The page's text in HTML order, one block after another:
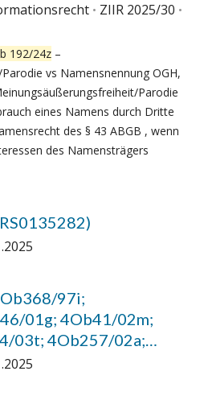
ZIIR 2025/30
192/24z –
vs Namensnennung OGH,
Parodie
eines Namens durch Dritte
des § 43 ABGB , wenn
des Namensträgers
97i;
01g; 4Ob41/02m;
03t; 4Ob257/02a;
4Ob231/03d;